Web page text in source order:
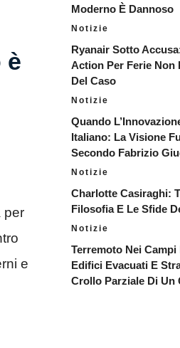
è
per
e
Moderno È Dannoso
Notizie
Ryanair Sotto
Action Per Ferie Non
Del Caso
Notizie
Quando
Italiano: La Visione
Secondo Fabrizio
Notizie
Charlotte Casiraghi:
Filosofia E Le Sfide
Notizie
Terremoto Nei
Edifici Evacuati E
Crollo Parziale Di Un